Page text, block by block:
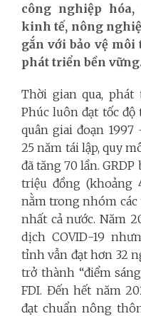
công nghiệp
kinh tế, nông
gắn với bảo vệ
phát triển bền
Thời gian qua,
Phúc luôn đạt tốc
quân giai đoạn 1997
25 năm tái lập, quy
đã tăng 70 lần. GRDP
triệu đồng (khoảng
nằm trong nhóm các
nhất cả nước. Năm
dịch COVID-19
tỉnh vẫn đạt hơn 32
trở thành “điểm
FDI. Đến hết năm
đạt chuẩn nông